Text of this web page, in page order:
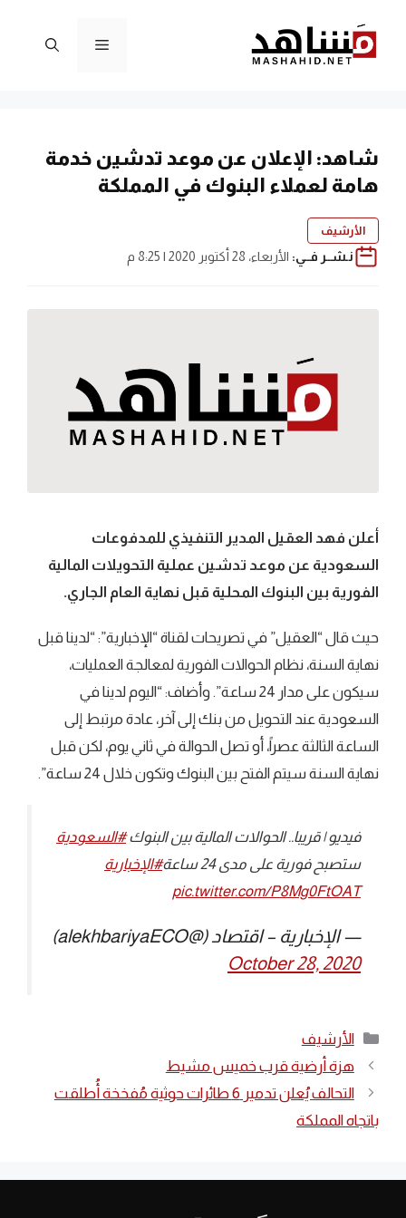
المحتوى
القائمة
شاهد: الإعلان عن موعد تدشين خدمة
هامة لعملاء البنوك في المملكة
الأرشيف
نـشــر فــي: الأربعاء، 28 أكتوبر 2020 | 8:25 م
أعلن فهد العقيل المدير التنفيذي للمدفوعات
السعودية عن موعد تدشين عملية التحويلات المالية
الفورية بين البنوك المحلية قبل نهاية العام الجاري.
حيث قال “العقيل” في تصريحات لقناة “الإخبارية”: “لدينا قبل
نهاية السنة، نظام الحوالات الفورية لمعالجة العمليات،
سيكون على مدار 24 ساعة”. وأضاف: “اليوم لدينا في
السعودية عند التحويل من بنك إلى آخر، عادة مرتبط إلى
الساعة الثالثة عصراً، أو تصل الحوالة في ثاني يوم، لكن قبل
نهاية السنة سيتم الفتح بين البنوك وتكون خلال 24 ساعة”.
فيديو | قريبا.. الحوالات المالية بين البنوك#السعودية
ستصبح فورية على مدى 24 ساعة
#الإخبارية
pic.twitter.com/P8Mg0FtOAT
— الإخبارية – اقتصاد (@alekhbariyaECO)
October 28, 2020
التصنيفات
الأرشيف
هزة أرضية قرب خميس مشيط
التحالف يُعلن تدمير 6 طائرات حوثية مُفخخة أُطلقت
باتجاه المملكة